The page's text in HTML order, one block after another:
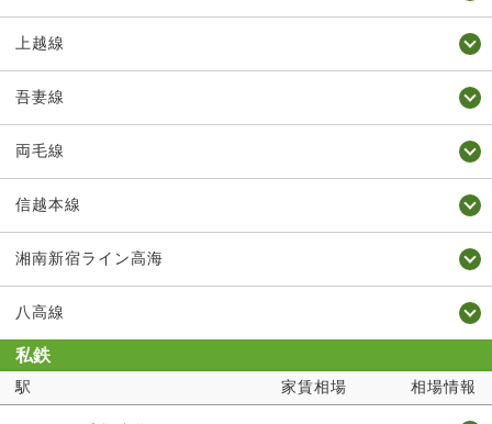
上越線
吾妻線
両毛線
信越本線
湘南新宿ライン高海
八高線
私鉄
駅 家賃相場 相場情報